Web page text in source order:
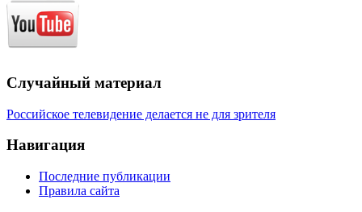
Случайный материал
Российское телевидение делается не для зрителя
Навигация
Последние публикации
Правила сайта